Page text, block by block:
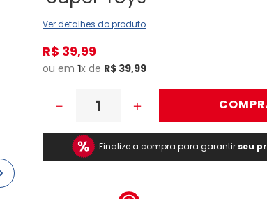
Ver detalhes do produto
R$ 39,99
ou em1x de R$ 39,99
＋
－
Finalize a compra para garantir seu